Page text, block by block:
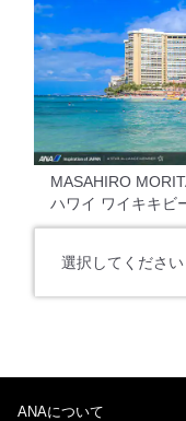
MASAHIRO
ハワイ ワイキキビ
選択してください
ANAについて